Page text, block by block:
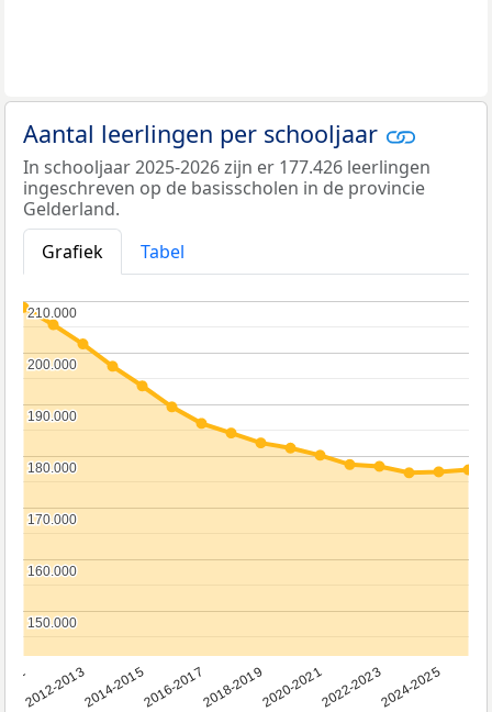
Aantal leerlingen per schooljaar
In schooljaar 2025-2026 zijn er 177.426 leerlingen
ingeschreven op de basisscholen in de provincie
Gelderland.
Grafiek
Tabel
2012-20132014-20152016-20172018-20192020-20212022-20232024-2025
150.000
150.000
160.000
160.000
170.000
170.000
180.000
180.000
190.000
190.000
200.000
200.000
210.000
210.000